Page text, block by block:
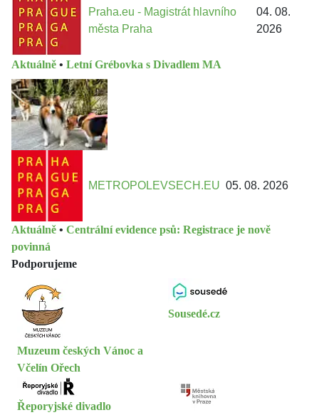
Praha.eu - Magistrát hlavního
města Praha
04. 08.
2026
Aktuálně • Letní Grébovka s Divadlem MA
METROPOLEVSECH.EU 05. 08. 2026
Aktuálně • Centrální evidence psů: Registrace je nově
povinná
Podporujeme
Muzeum českých Vánoc a
Včelín Ořech
Sousedé.cz
Řeporyjské divadlo